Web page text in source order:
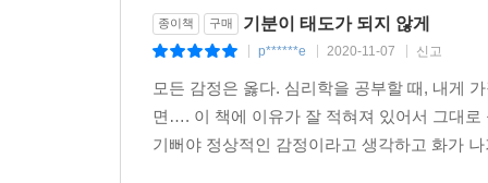
종이책 구매 기분이 태도가 되지 않게
p******e 2020-11-07 신고
모든 감정은 옳다. 심리학을 공부할 때, 내게
면…. 이 책에 이유가 잘 적혀져 있어서 그대
기뻐야 정상적인 감정이라고 생각하고 화가